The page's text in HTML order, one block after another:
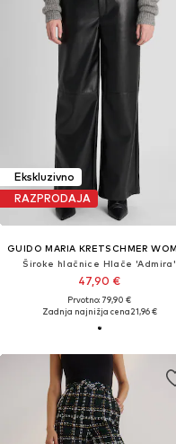
Ekskluzivno
RAZPRODAJA
Široke hlačnice Hlače 'Admira'
47,90 €
Prvotno: 79,90 €
Zadnja najnižja cena21,96 €